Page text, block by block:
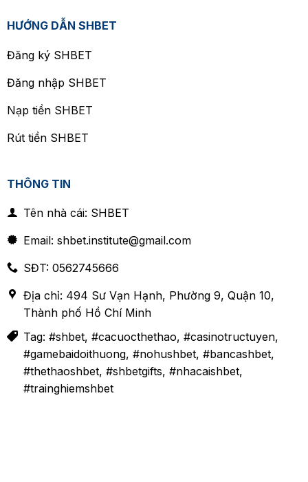
HƯỚNG DẪN SHBET
Đăng ký SHBET
Đăng nhập SHBET
Nạp tiền SHBET
Rút tiền SHBET
THÔNG TIN
Tên nhà cái: SHBET
Email: shbet.institute@gmail.com
SĐT: 0562745666
Địa chỉ: 494 Sư Vạn Hạnh, Phường 9, Quận 10,
Thành phố Hồ Chí Minh
Tag: #shbet, #cacuocthethao, #casinotructuyen,
#gamebaidoithuong, #nohushbet, #bancashbet,
#thethaoshbet, #shbetgifts, #nhacaishbet,
#trainghiemshbet